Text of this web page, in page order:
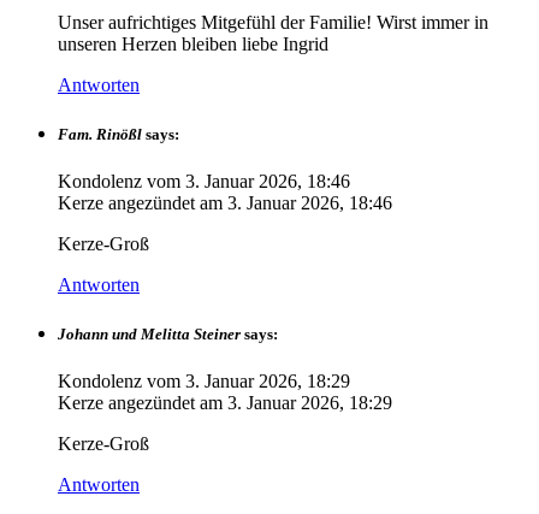
Unser aufrichtiges Mitgefühl der Familie! Wirst immer in
unseren Herzen bleiben liebe Ingrid
Antworten
Fam. Rinößl says:
Kondolenz vom 3. Januar 2026, 18:46
Kerze angezündet am 3. Januar 2026, 18:46
Kerze-Groß
Antworten
Johann und Melitta Steiner says:
Kondolenz vom 3. Januar 2026, 18:29
Kerze angezündet am 3. Januar 2026, 18:29
Kerze-Groß
Antworten